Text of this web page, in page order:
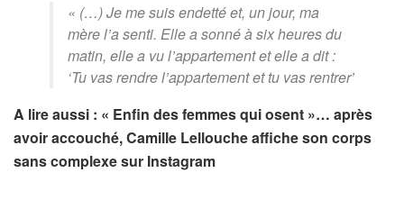
« (…) Je me suis endetté et, un jour, ma
mère l’a senti. Elle a sonné à six heures du
matin, elle a vu l’appartement et elle a dit :
‘Tu vas rendre l’appartement et tu vas rentrer’
A lire aussi : « Enfin des femmes qui osent »… après
avoir accouché, Camille Lellouche affiche son corps
sans complexe sur Instagram